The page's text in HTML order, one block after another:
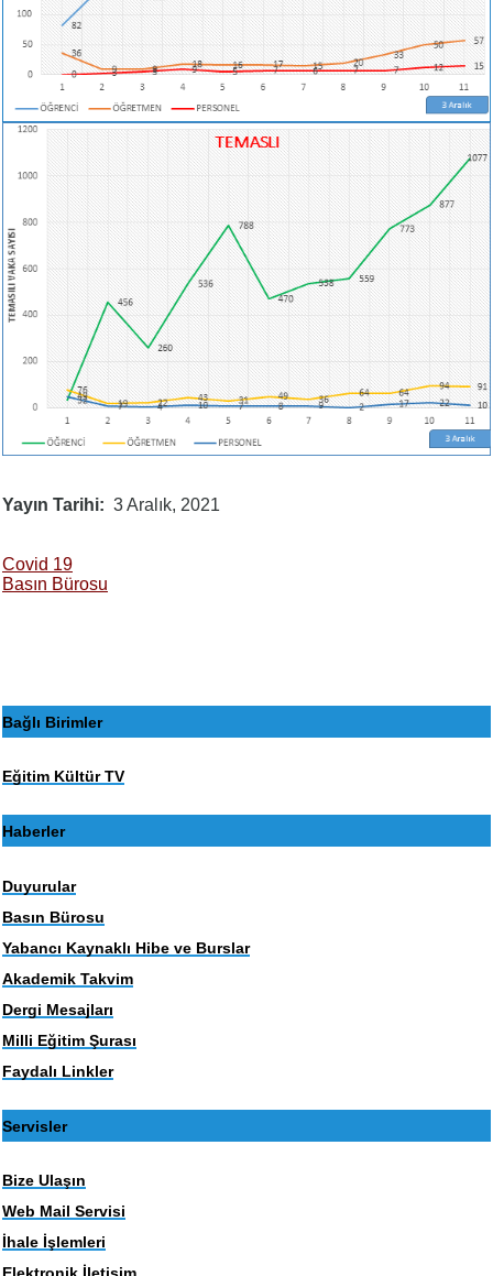
Yayın Tarihi 3 Aralık, 2021
Covid 19
Basın Bürosu
Bağlı Birimler
Eğitim Kültür TV
Haberler
Duyurular
Basın Bürosu
Yabancı Kaynaklı Hibe ve Burslar
Akademik Takvim
Dergi Mesajları
Milli Eğitim Şurası
Faydalı Linkler
Servisler
Bize Ulaşın
Web Mail Servisi
İhale İşlemleri